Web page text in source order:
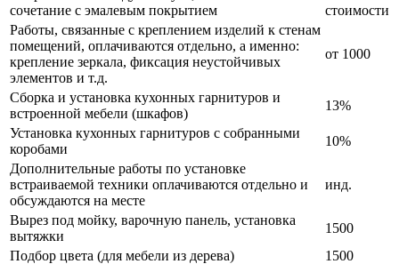
сочетание с эмалевым покрытием
стоимости
Работы, связанные с креплением изделий к стенам
помещений, оплачиваются отдельно, а именно:
крепление зеркала, фиксация неустойчивых
элементов и т.д.
от 1000
Сборка и установка кухонных гарнитуров и
встроенной мебели (шкафов)
13%
Установка кухонных гарнитуров с собранными
коробами
10%
Дополнительные работы по установке
встраиваемой техники оплачиваются отдельно и
обсуждаются на месте
инд.
Вырез под мойку, варочную панель, установка
вытяжки
1500
Подбор цвета (для мебели из дерева)
1500